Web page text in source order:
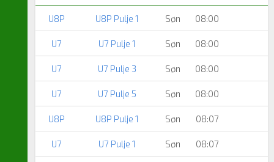
U8P U8P Pulje 1 Søn 08:00
U7 U7 Pulje 1 Søn 08:00
U7 U7 Pulje 3 Søn 08:00
U7 U7 Pulje 5 Søn 08:00
U8P U8P Pulje 1 Søn 08:07
U7 U7 Pulje 1 Søn 08:07